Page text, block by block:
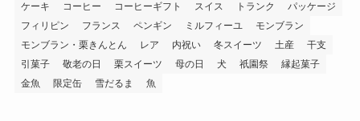
ケーキ
コーヒー コーヒーギフト スイス トランク
パッケージ
フィリピン
フランス ペンギン ミルフィーユ
モンブラン
モンブラン・栗きんとん
レア 内祝い 冬スイーツ 土産
干支
引菓子
敬老の日 栗スイーツ 母の日 犬 祇園祭
縁起菓子
金魚
限定缶 雪だるま 魚